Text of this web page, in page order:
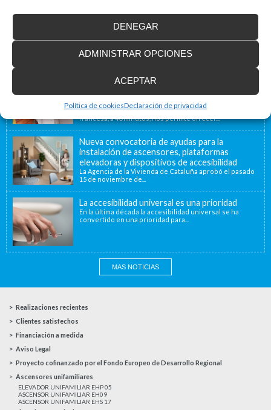
ACEPTAR
DENEGAR
ADMINISTRAR OPCIONES
Política de cookiesDeclaración de privacidad
¿Sabías que un 80% de las viviendas de nuestro país no
Instalamos soluciones salvaescaleras para
Francia
Nuestra ubicación geográfica cercana a la frontera
francesa, a 40 minutos, nos permite ofrecer...
Nueva convocatoria de ayudas para la
instalación de ascensores, plataformas
elevadoras y dispositivos de accesibilidad
La Agencia de la Vivienda de Cataluña aprobó el pasado
15 de noviembre de...
La accesibilidad universal es una prioridad
En la última década la accesibilidad universal se ha
convertido en una prioridad para...
MAS NOTICIAS
Realizaciones recientes
Clientes satisfechos
Financiación a medida
Aviso Legal
Proyecto cofinanzado por el Fondo Europeo de Desarrollo Regional
Ascensores unifamiliares
ELEVADOR UNIFAMILIAR EHP 05
ASCENSOR UNIFAMILIAR EH09
ASCENSOR UNIFAMILIAR EHS 17